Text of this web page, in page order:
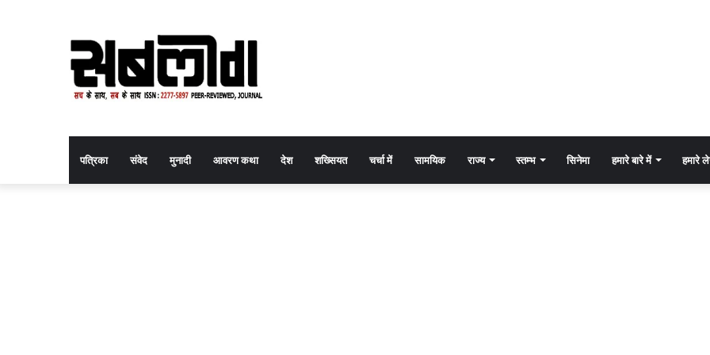
पत्रिका संवेद मुनादी आवरण कथा देश शख्सियत चर्चा में सामयिक राज्य स्तम्भ सिनेमा हमारे बारे में हमारे